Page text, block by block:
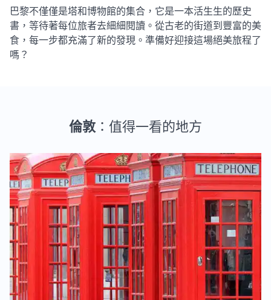
巴黎不僅僅是塔和博物館的集合，它是一本活生生的歷史
書，等待著每位旅者去細細閱讀。從古老的街道到豐富的美
食，每一步都充滿了新的發現。準備好迎接這場絕美旅程了
嗎？
倫敦 ：值得一看的地方